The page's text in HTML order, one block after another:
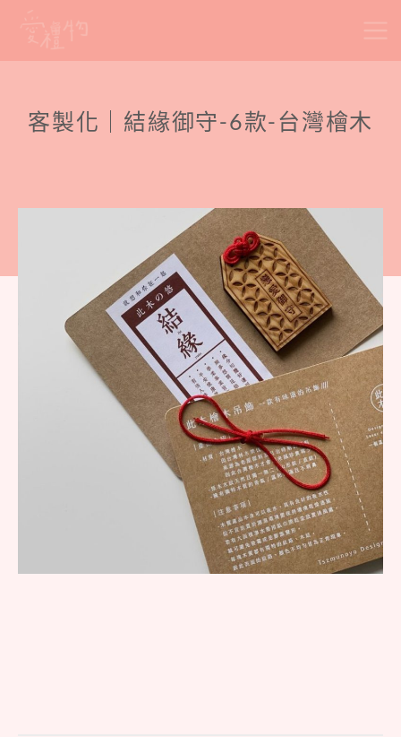
客製化｜結緣御守-6款-台灣檜木